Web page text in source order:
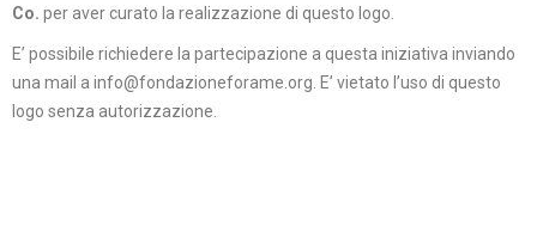
Co. per aver curato la realizzazione di questo logo.
E’ possibile richiedere la partecipazione a questa iniziativa inviando
una mail a info@fondazioneforame.org . E’ vietato l’uso di questo
logo senza autorizzazione.